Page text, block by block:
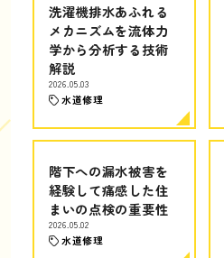
洗濯機排水あふれる
メカニズムを流体力
学から分析する技術
解説
2026.05.03
水道修理
階下への漏水被害を
経験して痛感した住
まいの点検の重要性
2026.05.02
水道修理